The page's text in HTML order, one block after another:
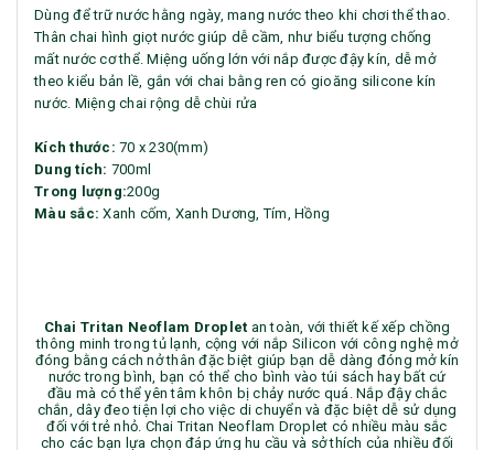
Dùng để trữ nước hằng ngày, mang nước theo khi chơi thể thao.
Thân chai hình giọt nước giúp dễ cầm, như biểu tượng chống
mất nước cơ thể. Miệng uống lớn với nắp được đậy kín, dễ mở
theo kiểu bản lề, gắn với chai bằng ren có gioăng silicone kín
nước. Miệng chai rộng dễ chùi rửa
Kích thước: 70 x 230(mm)
Dung tích: 700ml
Trong lượng:200g
Màu sắc: Xanh cốm, Xanh Dương, Tím, Hồng
Chai Tritan Neoflam Droplet an toàn, với thiết kế xếp chồng
thông minh trong tủ lạnh, cộng với nắp Silicon với công nghệ mở
đóng bằng cách nở thân đặc biệt giúp bạn dễ dàng đóng mở kín
nước trong bình, bạn có thể cho bình vào túi sách hay bất cứ
đầu mà có thể yên tâm khôn bị chảy nước quá. Nắp đậy chắc
chắn, dây đeo tiện lợi cho việc di chuyển và đặc biệt dễ sử dụng
đối với trẻ nhỏ. Chai Tritan Neoflam Droplet có nhiều màu sắc
cho các bạn lựa chọn đáp ứng hu cầu và sở thích của nhiều đối